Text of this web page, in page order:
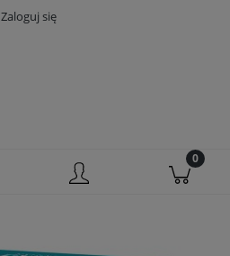
Zaloguj się